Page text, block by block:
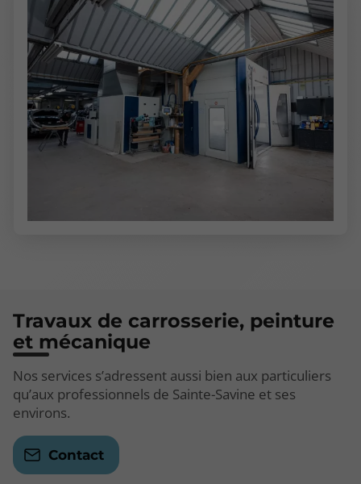
Travaux de carrosserie, peinture
et mécanique
Nos services s’adressent aussi bien aux particuliers
qu’aux professionnels de Sainte-Savine et ses
environs.
Contact